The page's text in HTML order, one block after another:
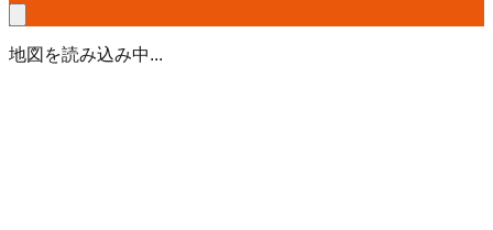
地図を読み込み中...